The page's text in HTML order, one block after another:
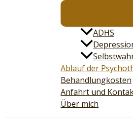
ADHS
Ablauf der
Behandlungkosten
Anfahrt und
Über mich